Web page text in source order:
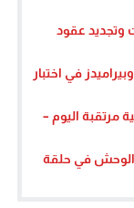
وتجديد عقود
في اختبار
مرتقبة اليوم –
الوحش في حلقة